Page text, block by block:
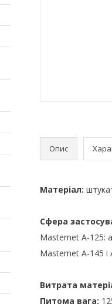
Опис
Матеріал:
Сфера
Masternet A-125:
Masternet A-145 і
Витрата
Питома вага: